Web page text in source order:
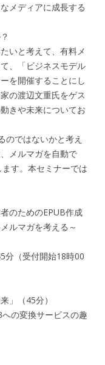
メディアに成長する
いと考えて、有料メ
、「ビジネスモデル
を開催することにし
の渡辺文重氏をゲス
きや未来についてお
のではないかと考え
メルマガを自動で
す。本セミナーでは
のためのEPUB作成
ルマガを考える～
分（受付開始18時00
」（45分）
の変換サービスの趣